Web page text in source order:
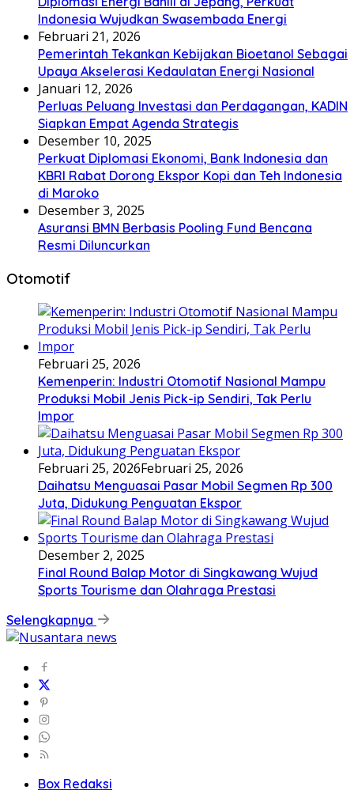
Indonesia Wujudkan Swasembada Energi
Februari 21, 2026
Pemerintah Tekankan Kebijakan Bioetanol Sebagai
Upaya Akselerasi Kedaulatan Energi Nasional
Januari 12, 2026
Perluas Peluang Investasi dan Perdagangan, KADIN
Siapkan Empat Agenda Strategis
Desember 10, 2025
Perkuat Diplomasi Ekonomi, Bank Indonesia dan
KBRI Rabat Dorong Ekspor Kopi dan Teh Indonesia
di Maroko
Desember 3, 2025
Asuransi BMN Berbasis Pooling Fund Bencana
Resmi Diluncurkan
Otomotif
Februari 25, 2026
Kemenperin: Industri Otomotif Nasional Mampu
Produksi Mobil Jenis Pick-ip Sendiri, Tak Perlu
Impor
Februari 25, 2026Februari 25, 2026
Daihatsu Menguasai Pasar Mobil Segmen Rp 300
Juta, Didukung Penguatan Ekspor
Desember 2, 2025
Final Round Balap Motor di Singkawang Wujud
Sports Tourisme dan Olahraga Prestasi
Selengkapnya
Box Redaksi